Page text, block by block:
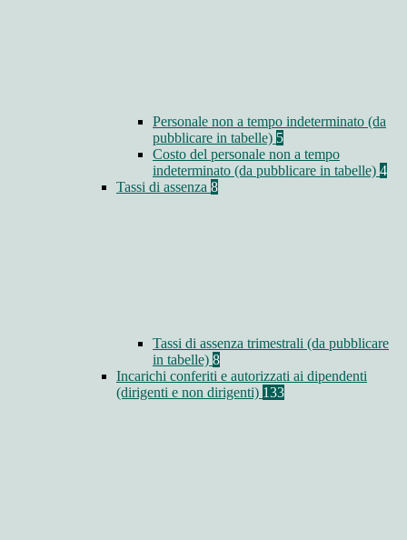
Personale non a tempo indeterminato (da
pubblicare in tabelle) 5
Costo del personale non a tempo
indeterminato (da pubblicare in tabelle) 4
Tassi di assenza 8
Tassi di assenza trimestrali (da pubblicare
in tabelle) 8
Incarichi conferiti e autorizzati ai dipendenti
(dirigenti e non dirigenti) 133